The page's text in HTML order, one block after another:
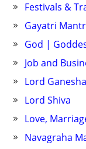
Festivals &
Gayatri
God |
Job and
Lord
Lord Shiva
Love,
Navagraha